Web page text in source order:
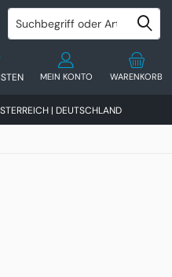
| DEUTSCHLAND
WARENKORB
MEIN KONTO